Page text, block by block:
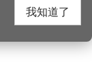
我知道了